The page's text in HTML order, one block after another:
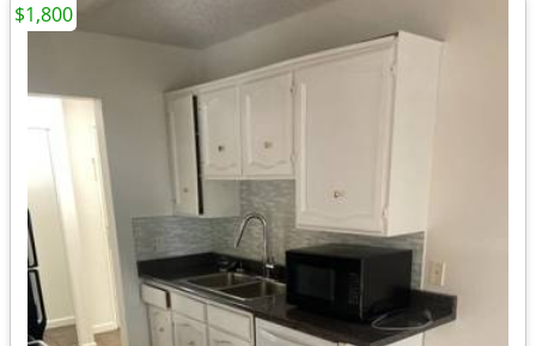
$1,800